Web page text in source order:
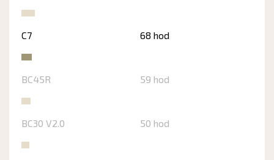
C7 68 hod
BC45R 59 hod
BC30 V2.0 50 hod